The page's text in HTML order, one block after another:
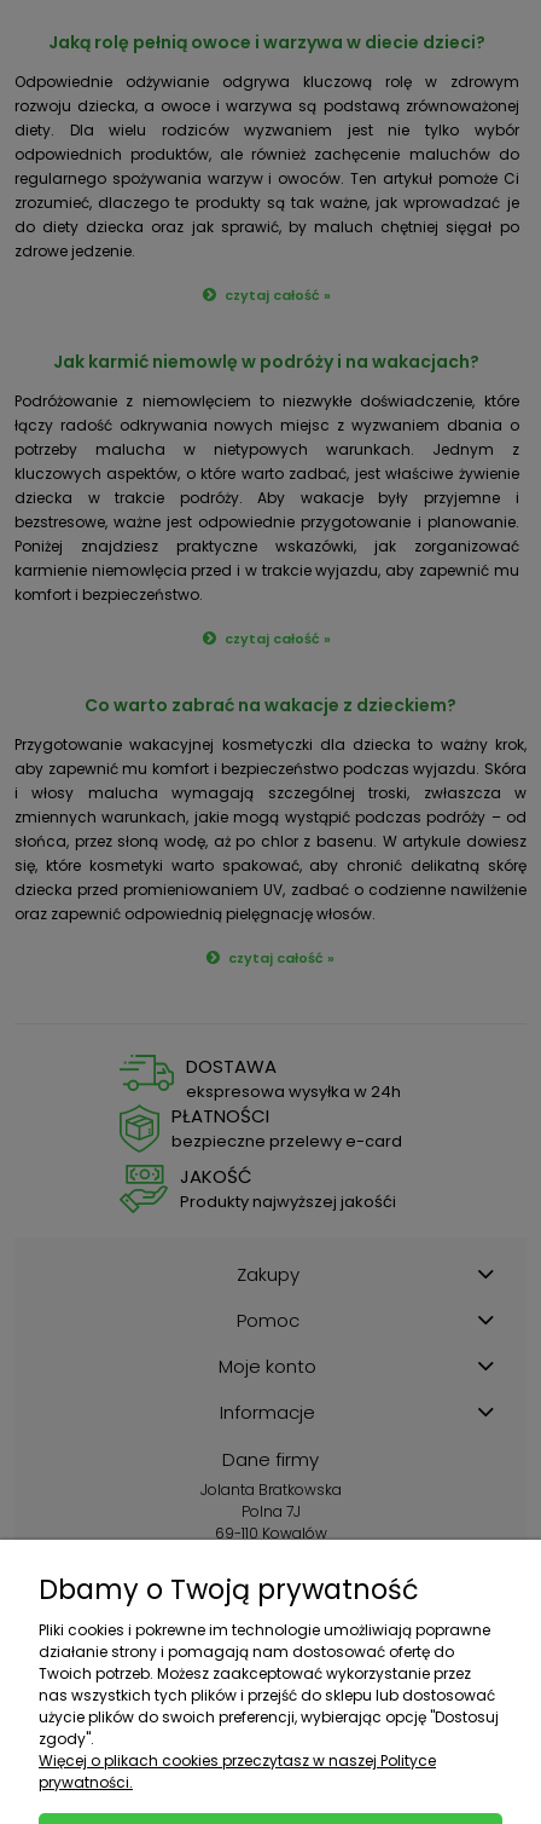
Jaką rolę pełnią owoce i warzywa w diecie dzieci?
Odpowiednie odżywianie odgrywa kluczową rolę w zdrowym
rozwoju dziecka, a owoce i warzywa są podstawą zrównoważonej
diety. Dla wielu rodziców wyzwaniem jest nie tylko wybór
odpowiednich produktów, ale również zachęcenie maluchów do
regularnego spożywania warzyw i owoców. Ten artykuł pomoże Ci
zrozumieć, dlaczego te produkty są tak ważne, jak wprowadzać je
do diety dziecka oraz jak sprawić, by maluch chętniej sięgał po
zdrowe jedzenie.
czytaj całość »
Jak karmić niemowlę w podróży i na wakacjach?
Podróżowanie z niemowlęciem to niezwykłe doświadczenie, które
łączy radość odkrywania nowych miejsc z wyzwaniem dbania o
potrzeby malucha w nietypowych warunkach. Jednym z
kluczowych aspektów, o które warto zadbać, jest właściwe żywienie
dziecka w trakcie podróży. Aby wakacje były przyjemne i
bezstresowe, ważne jest odpowiednie przygotowanie i planowanie.
Poniżej znajdziesz praktyczne wskazówki, jak zorganizować
karmienie niemowlęcia przed i w trakcie wyjazdu, aby zapewnić mu
komfort i bezpieczeństwo.
czytaj całość »
Co warto zabrać na wakacje z dzieckiem?
Przygotowanie wakacyjnej kosmetyczki dla dziecka to ważny krok,
aby zapewnić mu komfort i bezpieczeństwo podczas wyjazdu. Skóra
i włosy malucha wymagają szczególnej troski, zwłaszcza w
zmiennych warunkach, jakie mogą wystąpić podczas podróży – od
słońca, przez słoną wodę, aż po chlor z basenu. W artykule dowiesz
się, które kosmetyki warto spakować, aby chronić delikatną skórę
dziecka przed promieniowaniem UV, zadbać o codzienne nawilżenie
oraz zapewnić odpowiednią pielęgnację włosów.
czytaj całość »
DOSTAWA
ekspresowa wysyłka w 24h
PŁATNOŚCI
bezpieczne przelewy e-card
JAKOŚĆ
Produkty najwyższej jakośći
Zakupy
Pomoc
Moje konto
Informacje
Dane firmy
Jolanta Bratkowska
Polna 7J
69-110 Kowalów
+48 602 356 983
pon.-pt.: 10:00-16:00
sklep@ebratek.pl
Dbamy o Twoją prywatność
Pliki cookies i pokrewne im technologie umożliwiają poprawne
działanie strony i pomagają nam dostosować ofertę do
Twoich potrzeb. Możesz zaakceptować wykorzystanie przez
nas wszystkich tych plików i przejść do sklepu lub dostosować
użycie plików do swoich preferencji, wybierając opcję "Dostosuj
zgody".
Więcej o plikach cookies przeczytasz w naszej Polityce
prywatności.